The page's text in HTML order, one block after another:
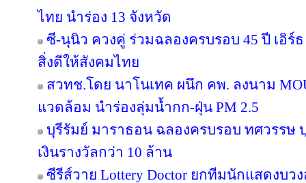
ไทย นำร่อง 13 จังหวัด
ซี-นุนิว ควงคู่ ร่วมฉลองครบรอบ 45 ปี เอิร์
สิ่งดีให้สังคมไทย
สวทช.โดย นาโนเทค ผนึก คพ. ลงนาม
แวดล้อม นำร่องลุ่มน้ำกก-ฝุ่น PM 2.5
บุรีรัมย์ มาราธอน ฉลองครบรอบ ทศวรรษ
เงินรางวัลกว่า 10 ล้าน
ซีรีส์วาย Lottery Doctor ยกทีมนักแสดงบว